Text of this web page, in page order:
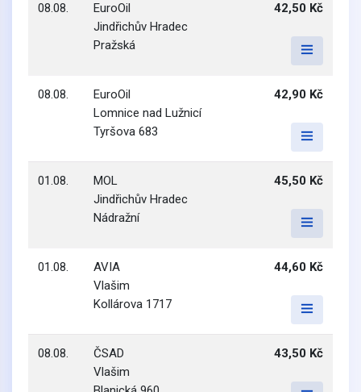
08.08.
EuroOil
Jindřichův Hradec
Pražská
42,50 Kč
08.08.
EuroOil
Lomnice nad Lužnicí
Tyršova 683
42,90 Kč
01.08.
MOL
Jindřichův Hradec
Nádražní
45,50 Kč
01.08.
AVIA
Vlašim
Kollárova 1717
44,60 Kč
08.08.
ČSAD
Vlašim
43,50 Kč